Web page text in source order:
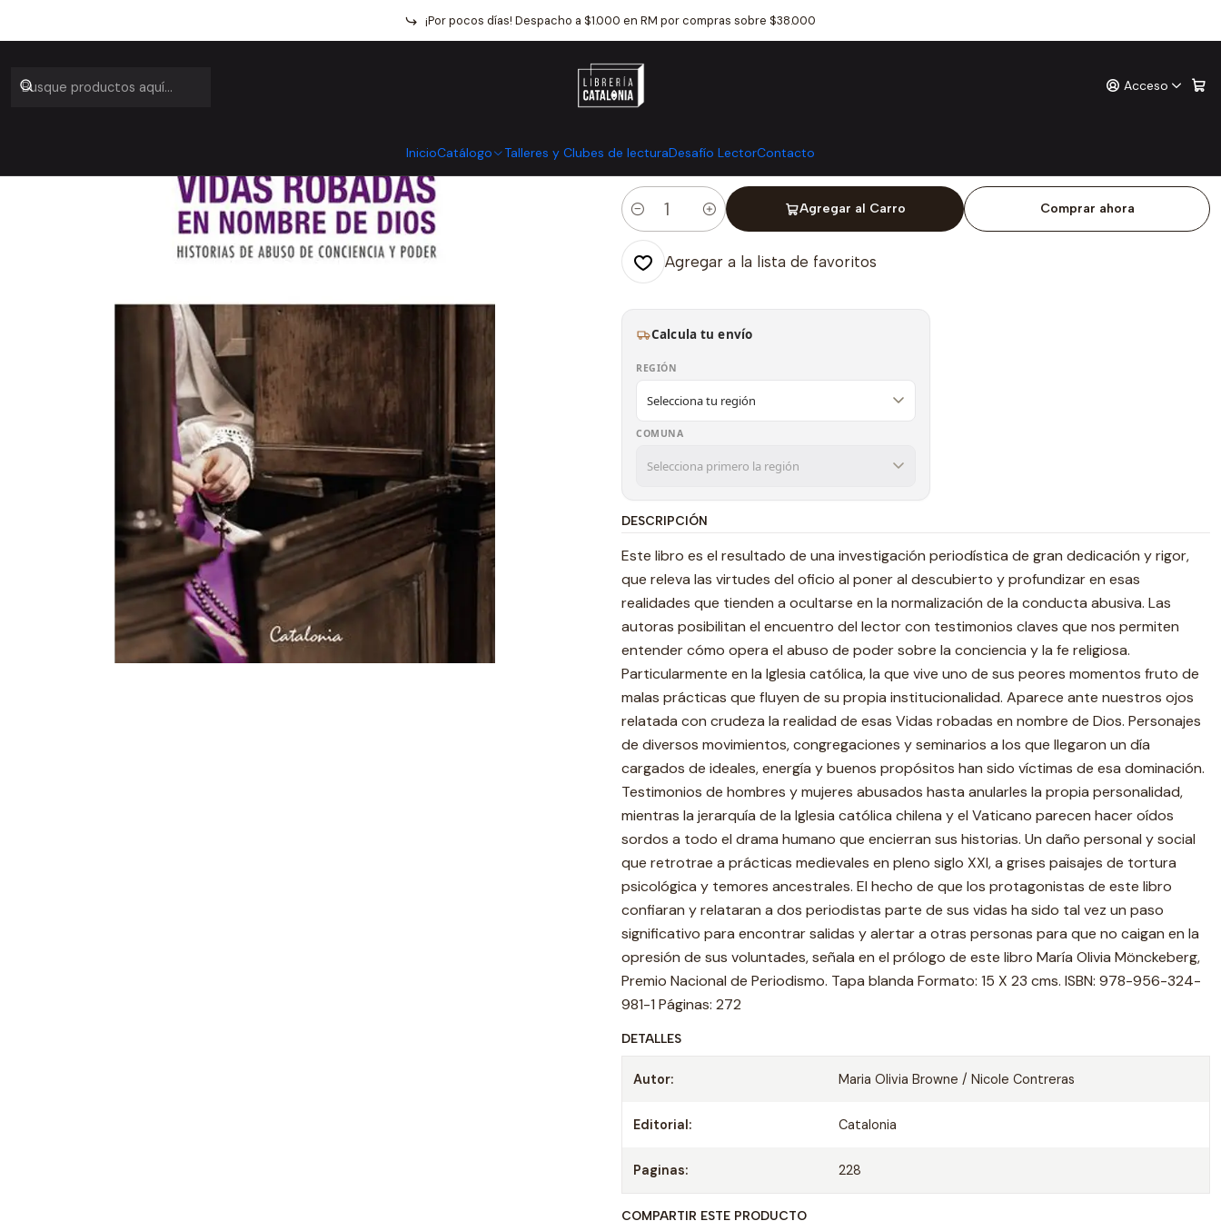
Acceso
InicioCatálogo Talleres y Clubes de lecturaDesafío LectorContacto
¡Por pocos días! Despacho a $1.000 en RM por compras sobre $38.000
Catálogo Crónica y Ensayo Periodismo Vidas Robadas En Nombre De Dios
|
Vidas Robadas En Nombre De Dios
Mostrar stock de ubicaciones
Cantidad
Agregar al Carro Comprar ahora
Agregar a la lista de favoritos
Calcula tu envío
REGIÓN
COMUNA
DESCRIPCIÓN
Este libro es el resultado de una investigación periodística de gran dedicación y rigor,
que releva las virtudes del oficio al poner al descubierto y profundizar en esas
realidades que tienden a ocultarse en la normalización de la conducta abusiva. Las
autoras posibilitan el encuentro del lector con testimonios claves que nos permiten
entender cómo opera el abuso de poder sobre la conciencia y la fe religiosa.
Particularmente en la Iglesia católica, la que vive uno de sus peores momentos fruto de
malas prácticas que fluyen de su propia institucionalidad. Aparece ante nuestros ojos
relatada con crudeza la realidad de esas Vidas robadas en nombre de Dios. Personajes
de diversos movimientos, congregaciones y seminarios a los que llegaron un día
cargados de ideales, energía y buenos propósitos han sido víctimas de esa dominación.
Testimonios de hombres y mujeres abusados hasta anularles la propia personalidad,
mientras la jerarquía de la Iglesia católica chilena y el Vaticano parecen hacer oídos
sordos a todo el drama humano que encierran sus historias. Un daño personal y social
que retrotrae a prácticas medievales en pleno siglo XXI, a grises paisajes de tortura
psicológica y temores ancestrales. El hecho de que los protagonistas de este libro
confiaran y relataran a dos periodistas parte de sus vidas ha sido tal vez un paso
significativo para encontrar salidas y alertar a otras personas para que no caigan en la
opresión de sus voluntades, señala en el prólogo de este libro María Olivia Mönckeberg,
Premio Nacional de Periodismo. Tapa blanda Formato: 15 X 23 cms. ISBN: 978-956-324-
981-1 Páginas: 272
DETALLES
Autor: Maria Olivia Browne / Nicole Contreras
Editorial: Catalonia
Paginas: 228
COMPARTIR ESTE PRODUCTO